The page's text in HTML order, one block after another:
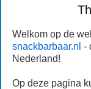
Welkom op de
snackbarbaar.nl -
Nederland!
Op deze pagina